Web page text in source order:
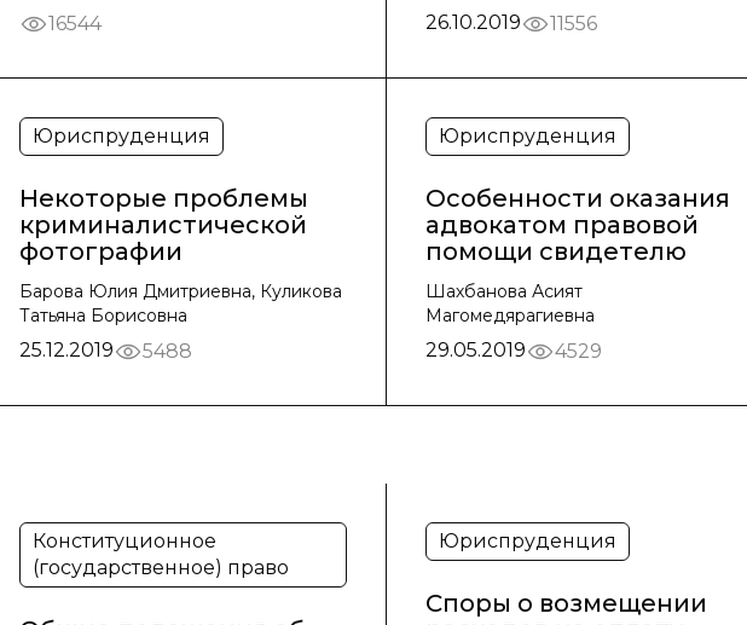
16544 26.10.2019 11556
Юриспруденция
Некоторые проблемы
криминалистической
фотографии
Барова Юлия Дмитриевна, Куликова
Татьяна Борисовна
25.12.2019 5488
Юриспруденция
Особенности оказания
адвокатом правовой
помощи свидетелю
Шахбанова Асият
Магомедярагиевна
29.05.2019 4529
Конституционное
(государственное) право
Юриспруденция
Споры о возмещении